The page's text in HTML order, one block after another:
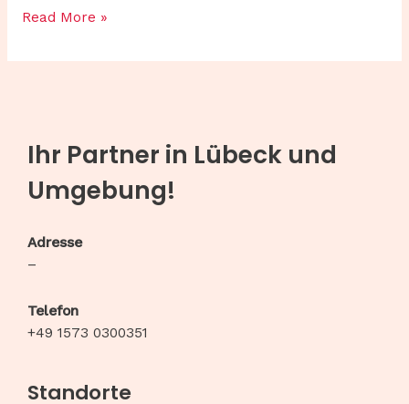
Read More »
Ihr Partner in Lübeck und
Umgebung!
Adresse
–
Telefon
+49 1573 0300351
Standorte